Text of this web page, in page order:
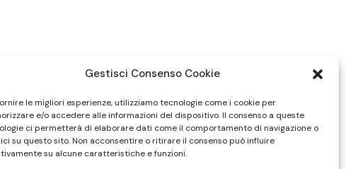
Gestisci Consenso Cookie
le migliori esperienze, utilizziamo tecnologie come i cookie per
e/o accedere alle informazioni del dispositivo. Il consenso a queste
ci permetterà di elaborare dati come il comportamento di navigazione o
su questo sito. Non acconsentire o ritirare il consenso può influire
su alcune caratteristiche e funzioni.